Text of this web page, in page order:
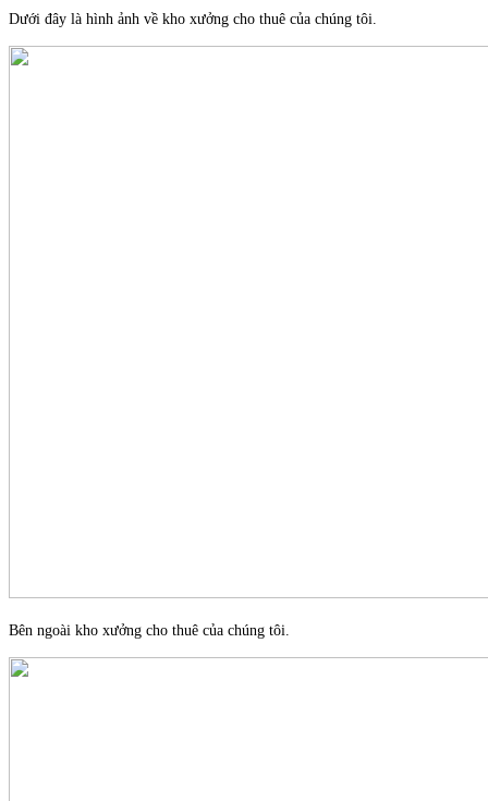
Dưới đây là hình ảnh về kho xưởng cho thuê của chúng tôi.
Bên ngoài kho xưởng cho thuê của chúng tôi.